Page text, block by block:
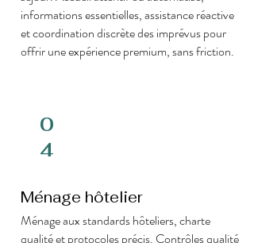
informations essentielles, assistance réactive
et coordination discrète des imprévus pour
offrir une expérience premium, sans friction.
0
4
Ménage hôtelier
Ménage aux standards hôteliers, charte
qualité et protocoles précis. Contrôles qualité